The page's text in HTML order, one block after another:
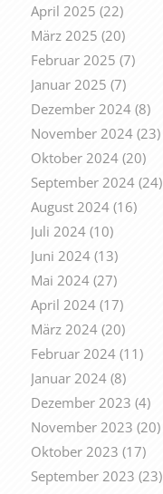
April 2025 (22)
März 2025 (20)
Februar 2025 (7)
Januar 2025 (7)
Dezember 2024(8)
November 2024(23)
Oktober 2024(20)
September 2024(24)
August 2024(16)
Juli 2024(10)
Juni 2024(13)
Mai 2024(27)
April 2024(17)
März 2024(20)
Februar 2024(11)
Januar 2024(8)
Dezember 2023 (4)
November 2023 (20)
Oktober 2023 (17)
September 2023 (23)